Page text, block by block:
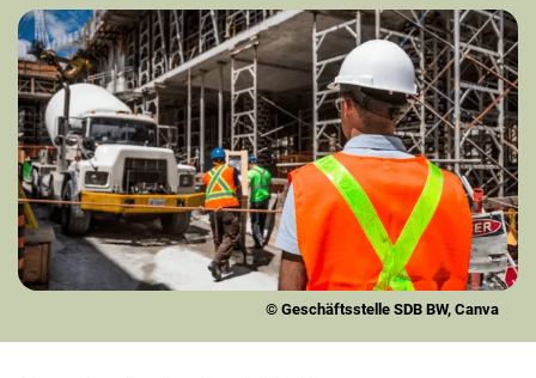
© Geschäftsstelle SDB BW, Canva